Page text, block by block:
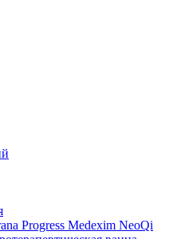
Progress Medexim NeoQi